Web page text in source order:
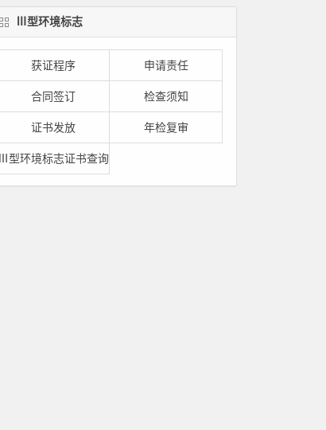
Ⅲ型环境标志
获证程序 申请责任
合同签订 检查须知
证书发放 年检复审
Ⅲ型环境标志证书查询